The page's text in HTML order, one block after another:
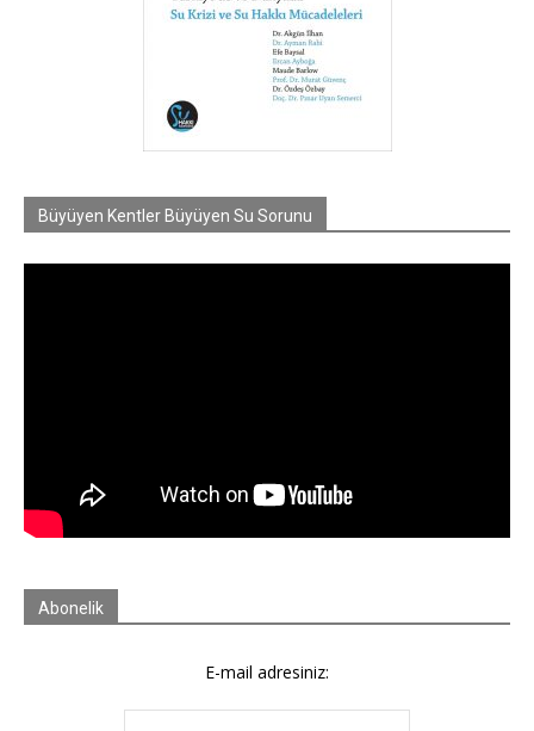
Büyüyen Kentler Büyüyen Su Sorunu
Abonelik
E-mail adresiniz: